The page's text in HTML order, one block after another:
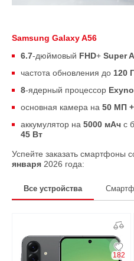
Samsung Galaxy A56
6.7-дюймовый FHD+ Super
частота обновления до 120
8-ядерный процессор
основная камера на 50 МП
аккумулятор на 5000 мАч с
45 Вт
Успейте заказать смартфоны
января 2026 года:
Все устройства
182